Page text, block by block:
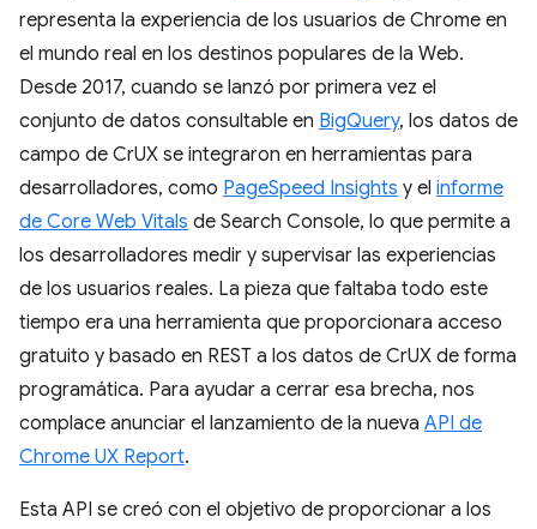
representa la experiencia de los usuarios de Chrome en
el mundo real en los destinos populares de la Web.
Desde 2017, cuando se lanzó por primera vez el
conjunto de datos consultable en BigQuery, los datos de
campo de CrUX se integraron en herramientas para
desarrolladores, como PageSpeed Insights y el informe
de Core Web Vitals de Search Console, lo que permite a
los desarrolladores medir y supervisar las experiencias
de los usuarios reales. La pieza que faltaba todo este
tiempo era una herramienta que proporcionara acceso
gratuito y basado en REST a los datos de CrUX de forma
programática. Para ayudar a cerrar esa brecha, nos
complace anunciar el lanzamiento de la nueva API de
Chrome UX Report.
Esta API se creó con el objetivo de proporcionar a los